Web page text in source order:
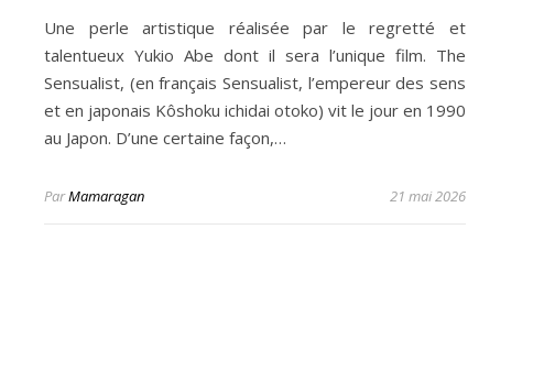
Une perle artistique réalisée par le regretté et
talentueux Yukio Abe dont il sera l’unique film. The
Sensualist, (en français Sensualist, l’empereur des sens
et en japonais Kôshoku ichidai otoko) vit le jour en 1990
au Japon. D’une certaine façon,…
ParMamaragan 21 mai 2026